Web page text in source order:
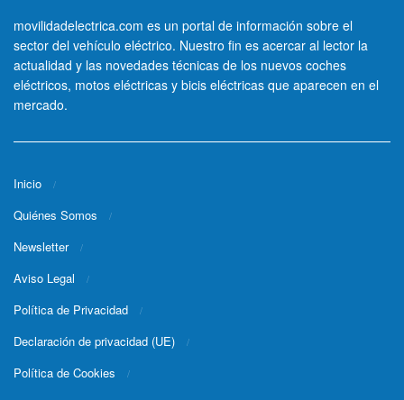
movilidadelectrica.com es un portal de información sobre el
sector del vehículo eléctrico. Nuestro fin es acercar al lector la
actualidad y las novedades técnicas de los nuevos coches
eléctricos, motos eléctricas y bicis eléctricas que aparecen en el
mercado.
Inicio
Quiénes Somos
Newsletter
Aviso Legal
Política de Privacidad
Declaración de privacidad (UE)
Política de Cookies